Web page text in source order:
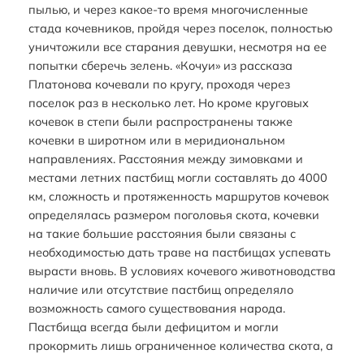
пылью, и через какое-то время многочисленные
стада кочевников, пройдя через поселок, полностью
уничтожили все старания девушки, несмотря на ее
попытки сберечь зелень. «Кочуи» из рассказа
Платонова кочевали по кругу, проходя через
поселок раз в несколько лет. Но кроме круговых
кочевок в степи были распространены также
кочевки в широтном или в меридиональном
направлениях. Расстояния между зимовками и
местами летних пастбищ могли составлять до 4000
км, сложность и протяженность маршрутов кочевок
определялась размером поголовья скота, кочевки
на такие большие расстояния были связаны с
необходимостью дать траве на пастбищах успевать
вырасти вновь. В условиях кочевого животноводства
наличие или отсутствие пастбищ определяло
возможность самого существования народа.
Пастбища всегда были дефицитом и могли
прокормить лишь ограниченное количества скота, а